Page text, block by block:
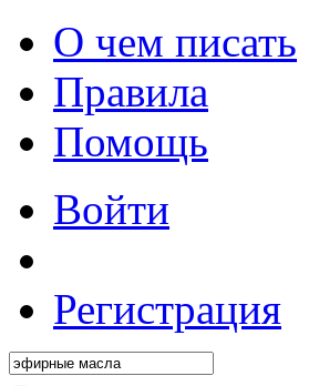
О чем писать
Правила
Помощь
Войти
Регистрация